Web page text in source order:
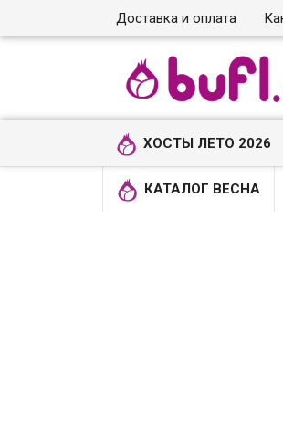
Доставка и оплата
ХОСТЫ ЛЕТО 2026
КАТАЛОГ ВЕСНА